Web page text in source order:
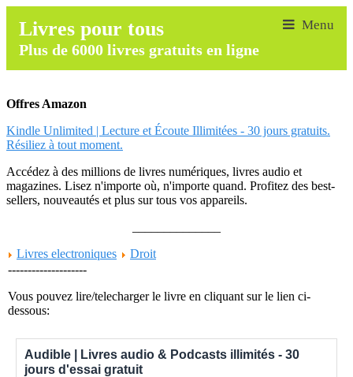
Livres pour tous
Plus de 6000 livres gratuits en ligne
Offres Amazon
Kindle Unlimited | Lecture et Écoute Illimitées - 30 jours gratuits.
Résiliez à tout moment.
Accédez à des millions de livres numériques, livres audio et
magazines. Lisez n'importe où, n'importe quand. Profitez des best-
sellers, nouveautés et plus sur tous vos appareils.
Livres electroniques
Droit
--------------------
Vous pouvez lire/telecharger le livre en cliquant sur le lien ci-
dessous:
Audible | Livres audio & Podcasts illimités - 30
jours d'essai gratuit